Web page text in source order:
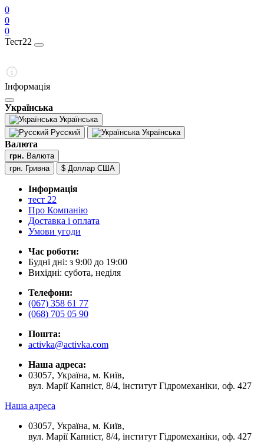
0
0
0
Тест22
Інформація
Українська
Українська
Русский
Українська
Валюта
грн. Валюта
грн. Гривна
$ Доллар США
Інформація
тест 22
Про Компанію
Доставка і оплата
Умови угоди
Час роботи:
Будні дні: з 9:00 до 19:00
Вихідні: субота, неділя
Телефони:
(067) 358 61 77
(068) 705 05 90
Пошта:
activka@activka.com
Наша адреса:
03057, Україна, м. Київ,
вул. Марії Капніст, 8/4, інститут Гідромеханіки, оф. 427
Наша адреса
03057, Україна, м. Київ,
вул. Марії Капніст, 8/4, інститут Гідромеханіки, оф. 427